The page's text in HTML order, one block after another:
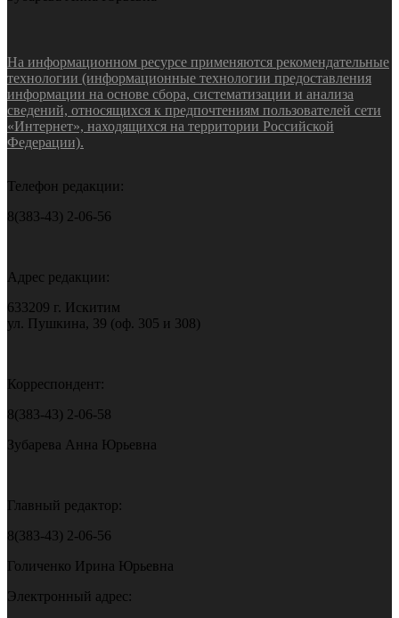
На информационном ресурсе применяются рекомендательные
технологии (информационные технологии предоставления
информации на основе сбора, систематизации и анализа
сведений, относящихся к предпочтениям пользователей сети
«Интернет», находящихся на территории Российской
Федерации).
Телефон редакции:
8(383-43) 2-06-56
Адрес редакции:
633209 г. Искитим
ул. Пушкина, 39 (оф. 305 и 308)
Корреспондент:
8(383-43) 2-06-58
Зубарева Анна Юрьевна
Главный редактор:
8(383-43) 2-06-56
Голиченко Ирина Юрьевна
Электронный адрес: